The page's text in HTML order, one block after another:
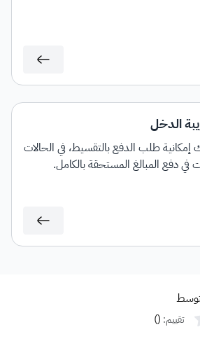
الدخل
إمكانية طلب الدفع بالتقسيط، في الحالات
في دفع المبالغ المستحقة بالكامل.
تقييم: (
)